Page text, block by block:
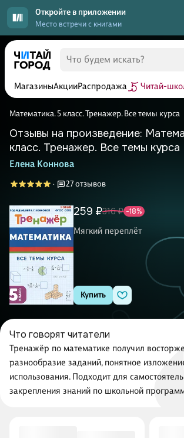
Откройте в приложении
Место встречи с книгами
МагазиныАкцииРаспродажа Читай-
Математика. 5 класс. Тренажер. Все темы курса
Отзывы на произведение:
класс. Тренажер. Все темы курса
Елена Коннова
· 27 отзывов
259 ₽316 ₽ -18%
Мягкий переплёт
Купить
Что говорят читатели
Тренажёр по математике получил
разнообразие заданий, понятное
использования. Подходит для
закрепления знаний по школьной